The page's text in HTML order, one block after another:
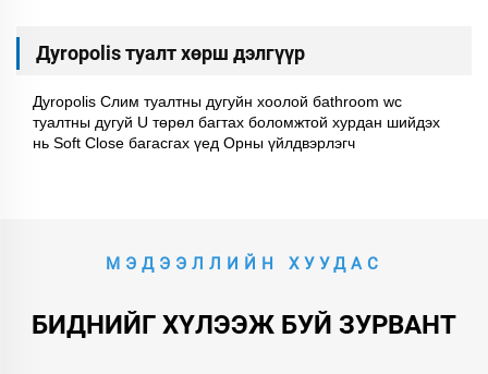
Дуropolis туалт хөрш дэлгүүр
Дуropolis Слим туалтны дугуйн хоолой бathroom wc
туалтны дугуй U төрөл багтах боломжтой хурдан шийдэх
нь Soft Close багасгах үед Орны үйлдвэрлэгч
МЭДЭЭЛЛИЙН ХУУДАС
БИДНИЙГ ХҮЛЭЭЖ БУЙ ЗУРВАНТ